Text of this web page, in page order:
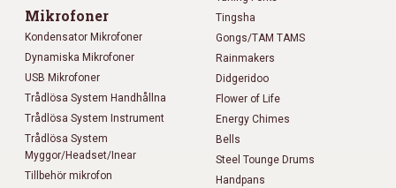
Mikrofoner
Kondensator Mikrofoner
Dynamiska Mikrofoner
USB Mikrofoner
Trådlösa System Handhållna
Trådlösa System Instrument
Trådlösa System
Myggor/Headset/Inear
Tillbehör mikrofon
Tingsha
Gongs/TAM TAMS
Rainmakers
Didgeridoo
Flower of Life
Energy Chimes
Bells
Steel Tounge Drums
Handpans